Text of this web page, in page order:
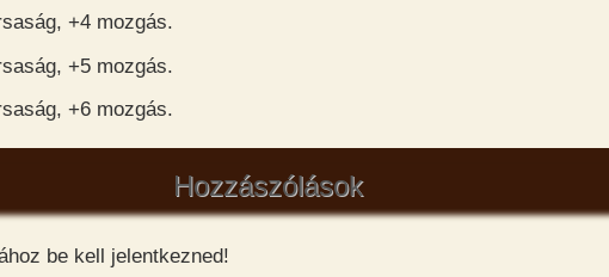
+4 mozgás.
+5 mozgás.
+6 mozgás.
Hozzászólások
be kell jelentkezned!